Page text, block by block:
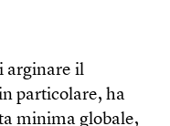
arginare il
particolare, ha
minima globale,